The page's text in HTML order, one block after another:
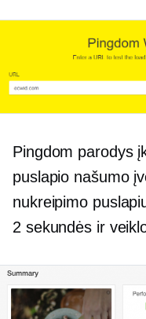
Pingdom parodys
puslapio našumo
nukreipimo
2 sekundės ir